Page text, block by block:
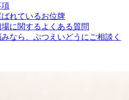
項
れているお位牌
に関するよくある質問
なら、ぶつえいどうにご相談く